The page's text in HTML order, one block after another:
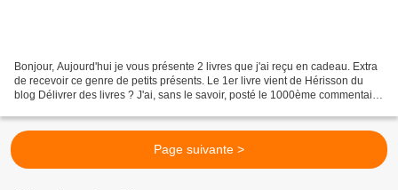
Bonjour, Aujourd'hui je vous présente 2 livres que j'ai reçu en cadeau. Extra
de recevoir ce genre de petits présents. Le 1er livre vient de Hérisson du
blog Délivrer des livres ? J'ai, sans le savoir, posté le 1000ème commentaire
Page suivante >